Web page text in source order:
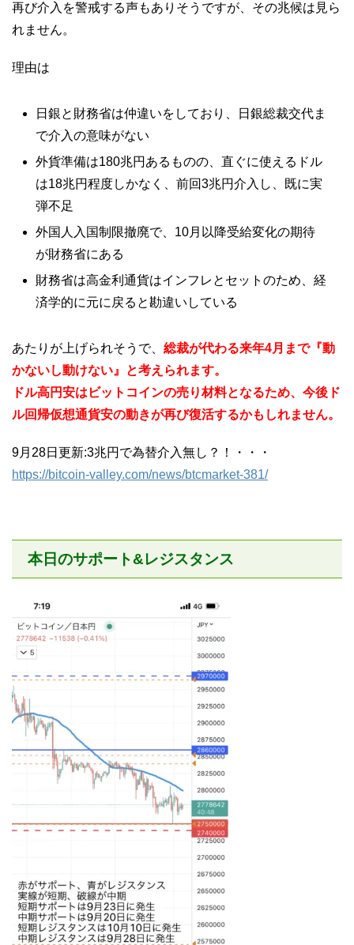
再び介入を警戒する声もありそうですが、その兆候は見ら
れません。
理由は
日銀と財務省は仲違いをしており、日銀総裁交代ま
で介入の意味がない
外貨準備は180兆円あるものの、直ぐに使えるドル
は18兆円程度しかなく、前回3兆円介入し、既に実
弾不足
外国人入国制限撤廃で、10月以降受給変化の期待
が財務省にある
財務省は高金利通貨はインフレとセットのため、経
済学的に元に戻ると勘違いしている
あたりが上げられそうで、 総裁が代わる来年4月まで『動
かないし動けない』と考えられます。
ドル高円安はビットコインの売り材料となるため、今後ド
ル回帰仮想通貨安の動きが再び復活するかもしれません。
9月28日更新:3兆円で為替介入無し？！・・・
https://bitcoin-valley.com/news/btcmarket-381/
本日のサポート&レジスタンス